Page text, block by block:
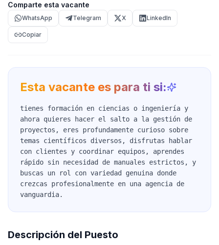
Comparte esta vacante
WhatsApp Telegram X LinkedIn
Copiar
Esta vacante es para ti si:
tienes formación en ciencias o ingeniería y
ahora quieres hacer el salto a la gestión de
proyectos, eres profundamente curioso sobre
temas científicos diversos, disfrutas hablar
con clientes y coordinar equipos, aprendes
rápido sin necesidad de manuales estrictos, y
buscas un rol con variedad genuina donde
crezcas profesionalmente en una agencia de
vanguardia.
Descripción del Puesto